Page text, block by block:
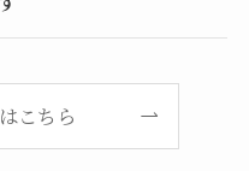
談
のあらゆる分野につ
こちら